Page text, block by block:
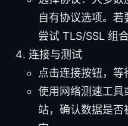
自有协议选项。
尝试 TLS/SSL 组合
连接与测试
点击连接按钮，等
使用网络测速工具
站，确认数据是